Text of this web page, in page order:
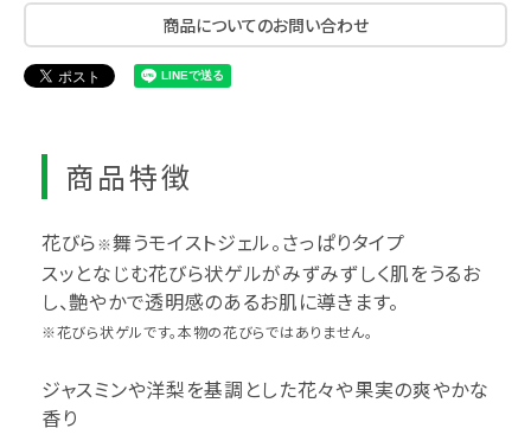
商品についてのお問い合わせ
商品特徴
花びら※舞うモイストジェル。さっぱりタイプ
スッとなじむ花びら状ゲルがみずみずしく肌をうるお
し、艶やかで透明感のあるお肌に導きます。
※花びら状ゲルです。本物の花びらではありません。
ジャスミンや洋梨を基調とした花々や果実の爽やかな
香り